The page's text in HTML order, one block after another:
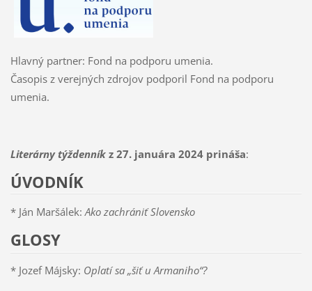
Hlavný partner: Fond na podporu umenia.
Časopis z verejných zdrojov podporil Fond na podporu
umenia.
Literárny týždenníkz 27. januára 2024 prináša:
ÚVODNÍK
* Ján Maršálek: Ako zachrániť Slovensko
GLOSY
* Jozef Májsky: Oplatí sa „šiť u Armaniho“?